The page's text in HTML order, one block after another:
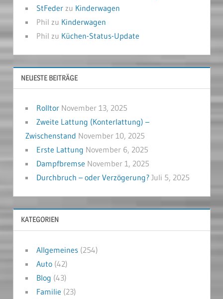
StFederzu Kinderwagen
Phil zu Kinderwagen
Phil zu Küchen-Status-Update
NEUESTE BEITRÄGE
Rolltor November 13, 2025
Zweite Lattung (Konterlattung) –
Zwischenstand November 10, 2025
Erste Lattung November 6, 2025
Dampfbremse November 1, 2025
Durchbruch – oder Verzögerung? Juli 5, 2025
KATEGORIEN
Allgemeines(254)
Auto(42)
Blog (43)
Familie (23)